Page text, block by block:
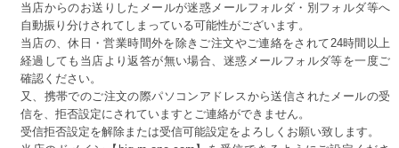
当店からのお送りしたメールが迷惑メールフォルダ・別フォルダ等へ
自動振り分けされてしまっている可能性がございます。
当店の、休日・営業時間外を除きご注文やご連絡をされて24時間以上
経過しても当店より返答が無い場合、迷惑メールフォルダ等を一度ご
確認ください。
又、携帯でのご注文の際パソコンアドレスから送信されたメールの受
信を、拒否設定にされていますとご連絡ができません。
受信拒否設定を解除または受信可能設定をよろしくお願い致します。